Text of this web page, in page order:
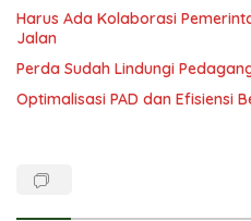
Harus Ada Kolaborasi
Jalan
Perda Sudah Lindungi
Optimalisasi PAD dan Efisiensi